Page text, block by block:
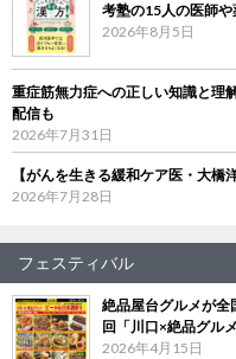
考塾の15人の医師
2026年8月5日
重症筋無力症への正しい知識と
配信も
2026年7月31日
【がんを生きる緩和ケア医・大
2026年7月28日
フェスティバル
絶品屋台グルメが
回「川口×絶品グル
2026年4月15日